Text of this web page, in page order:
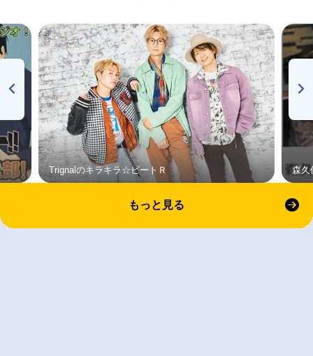
Trignalのキラキラ☆ビートＲ 森久
もっと見る